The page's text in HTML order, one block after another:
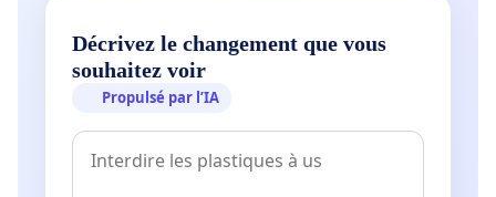
Décrivez le changement que vous
souhaitez voir
Propulsé par l’IA